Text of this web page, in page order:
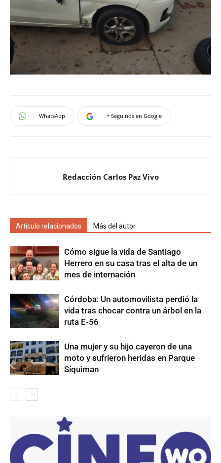
WhatsApp + Seguinos en Google
Redacción Carlos Paz Vivo
Artículo relacionados Más del autor
Cómo sigue la vida de Santiago
Herrero en su casa tras el alta de un
mes de internación
Córdoba: Un automovilista perdió la
vida tras chocar contra un árbol en la
ruta E-56
Una mujer y su hijo cayeron de una
moto y sufrieron heridas en Parque
Síquiman